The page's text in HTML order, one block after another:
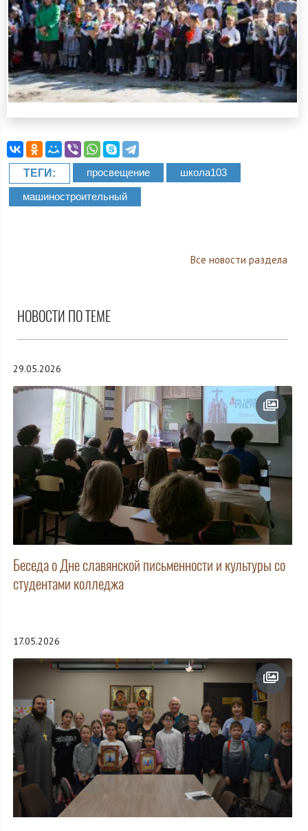
ТЕГИ: просвещение школа103
машиностроительный
Все новости раздела
НОВОСТИ ПО ТЕМЕ
29.05.2026
Беседа о Дне славянской письменности и культуры со
студентами колледжа
17.05.2026